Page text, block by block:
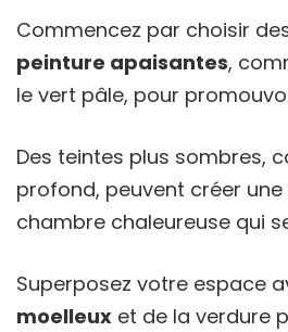
Commencez par choisir
peinture apaisantes,
le vert pâle, pour
Des teintes plus sombres,
profond, peuvent créer
chambre chaleureuse qui
Superposez votre espace
moelleux et de la verdure